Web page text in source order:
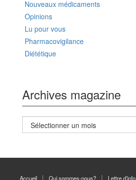
Nouveaux médicaments
Opinions
Lu pour vous
Pharmacovigilance
Diététique
Archives magazine
Archives
magazine
Accueil Qui sommes-nous? Lettre d’info